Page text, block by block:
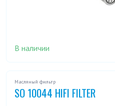
В наличии
Масляный фильтр
SO 10044 HIFI FILTER